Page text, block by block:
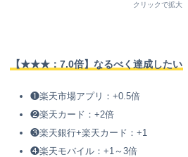
クリックで拡大
【★★★：7.0倍】なるべく達成したい
❶楽天市場アプリ：+0.5倍
❷楽天カード：+2倍
❸楽天銀行+楽天カード：+1
❹楽天モバイル：+1～3倍